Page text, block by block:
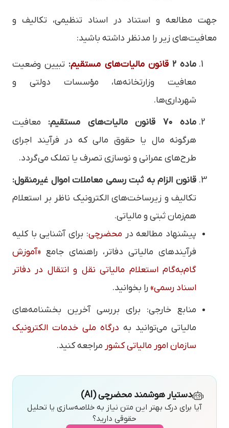
جهت مطالعه و استناد در اسناد تنظیمی، تکالیف و
معافیت‌های زیر را مدنظر داشته باشید:
ماده ۲ قانون مالیات‌های مستقیم: تبیین وضعیت
معافیت وزارتخانه‌ها، مؤسسات دولتی و
شهرداری‌ها.
ماده ۷۰ قانون مالیات‌های مستقیم:
معافیت
هرگونه مال یا حقوق مالی که در فرآیند اجرای
طرح‌های عمرانی و نوسازی تصرف یا تملک می‌گردد.
قانون الزام به ثبت رسمی معاملات اموال غیرمنقول:
تکالیف و زیرساخت‌های الکترونیک ناظر بر استعلام
هم‌زمان ثبتی و مالیاتی.
پیشنهاد مطالعه در محضرچی: برای آشنایی با کلیه
فرآیندهای مالیاتی دفاتر، راهنمای جامع «آموزش
گام‌به‌گام استعلام مالیاتی نقل و انتقال در دفاتر
اسناد رسمی» را بخوانید.
منابع خارجی: برای بررسی آخرین بخشنامه‌های
مالیاتی می‌توانید به درگاه ملی خدمات الکترونیک
سازمان امور مالیاتی کشور مراجعه کنید.
دستیار هوشمند محضرچی (AI)
آیا برای درک بهتر این متن نیاز به خلاصه‌سازی یا تحلیل
حقوقی دارید؟